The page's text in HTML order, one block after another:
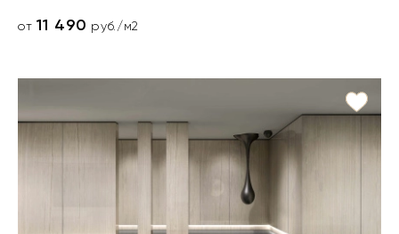
от11 490 руб./м2